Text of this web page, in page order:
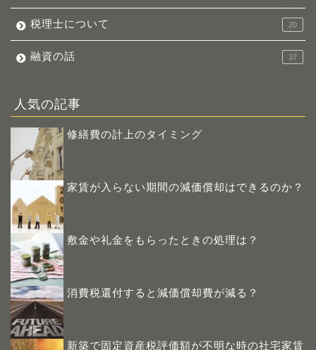
税理士について 20
融資の話 37
人気の記事
修繕費の計上のタイミング
家賃が入らない期間の減価償却はできるのか？
敷金や礼金をもらったときの処理は？
消費税還付すると減価償却費が減る？
新築で固定資産税評価額が不明な時の社宅家賃